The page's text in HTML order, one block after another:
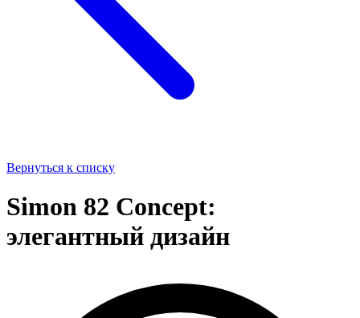
Вернуться к списку
Simon 82 Concept:
элегантный дизайн